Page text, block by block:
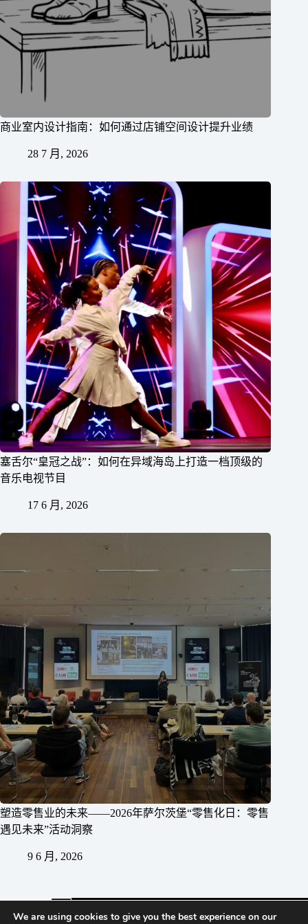
商业室内设计指南：如何通过店铺空间设计提升业绩
28 7 月, 2026
塞舌尔“皇冠之战”：如何在异域海岛上打造一档顶级的
音乐电视节目
17 6 月, 2026
塑造零售业的未来——2026年萨尔茨堡“零售化日：零售
遇见未来”活动洞察
9 6 月, 2026
We are using cookies to give you the best experience on our